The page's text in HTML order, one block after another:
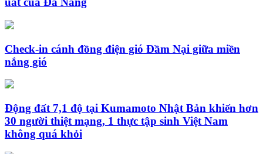
Check-in cánh đồng điện gió Đầm Nại giữa miền
nắng gió
Động đất 7,1 độ tại Kumamoto Nhật Bản khiến hơn
30 người thiệt mạng, 1 thực tập sinh Việt Nam
không quá khỏi